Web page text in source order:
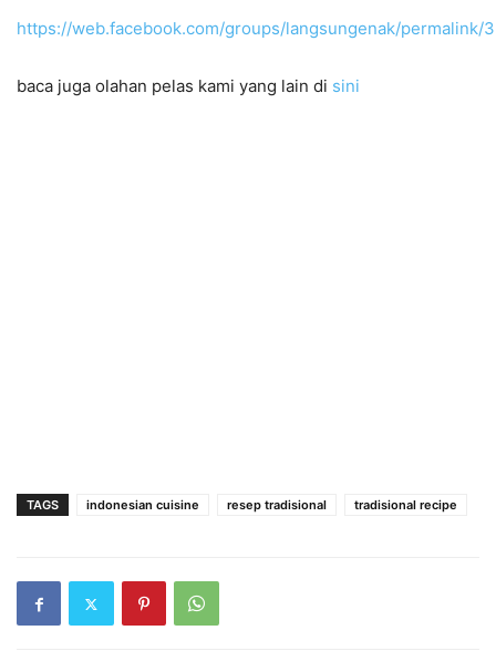
https://web.facebook.com/groups/langsungenak/permalink/
baca juga olahan pelas kami yang lain di sini
TAGS indonesian cuisine resep tradisional tradisional recipe